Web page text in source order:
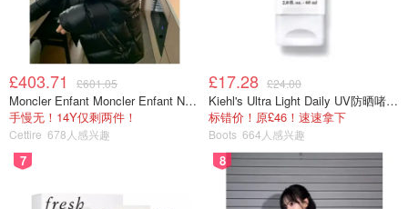
£403.71 £601.05
Moncler Enfant Moncler Enfant New Aubert 连帽羽绒服
手慢无！14Y仅剩两件！
Cettire 678人感兴趣
£17.28 £24.00
Kiehl's Ultra Light Daily UV防晒啫喱 SPF50 PA++++ 60ml
标错价！原£46！速速拿下
Boots 664人感兴趣
7 8